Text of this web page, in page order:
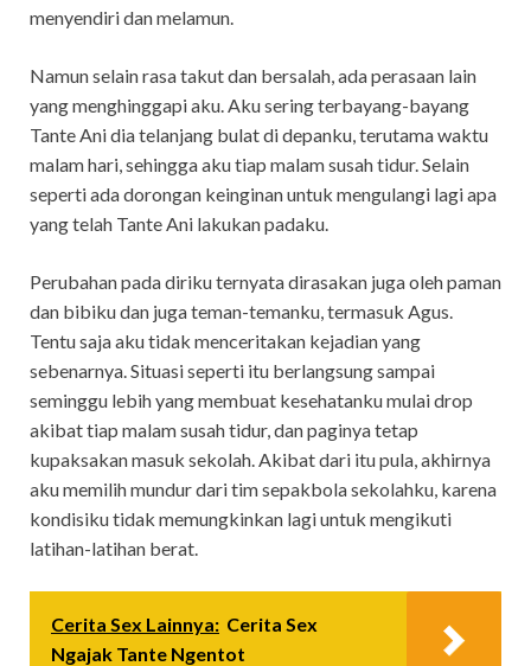
menyendiri dan melamun.
Namun selain rasa takut dan bersalah, ada perasaan lain
yang menghinggapi aku. Aku sering terbayang-bayang
Tante Ani dia telanjang bulat di depanku, terutama waktu
malam hari, sehingga aku tiap malam susah tidur. Selain
seperti ada dorongan keinginan untuk mengulangi lagi apa
yang telah Tante Ani lakukan padaku.
Perubahan pada diriku ternyata dirasakan juga oleh paman
dan bibiku dan juga teman-temanku, termasuk Agus.
Tentu saja aku tidak menceritakan kejadian yang
sebenarnya. Situasi seperti itu berlangsung sampai
seminggu lebih yang membuat kesehatanku mulai drop
akibat tiap malam susah tidur, dan paginya tetap
kupaksakan masuk sekolah. Akibat dari itu pula, akhirnya
aku memilih mundur dari tim sepakbola sekolahku, karena
kondisiku tidak memungkinkan lagi untuk mengikuti
latihan-latihan berat.
Cerita Sex Lainnya: Cerita Sex
Ngajak Tante Ngentot